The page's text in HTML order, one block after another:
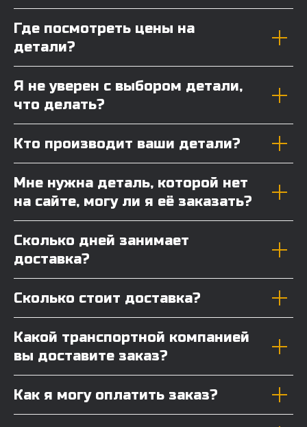
Где посмотреть цены на
детали?
Я не уверен с выбором детали,
что делать?
Кто производит ваши детали?
Мне нужна деталь, которой нет
на сайте, могу ли я её заказать?
Сколько дней занимает
доставка?
Сколько стоит доставка?
Какой транспортной компанией
вы доставите заказ?
Как я могу оплатить заказ?